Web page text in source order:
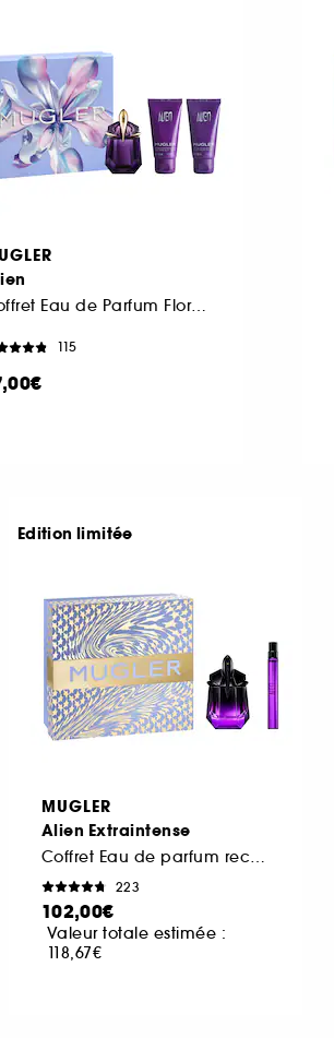
Coffret Eau de Parfum Florale Ambrée pour Femme
115
MUGLER
Alien Extraintense
Coffret Eau de parfum rechargeable pour femme
223
102,00€
Valeur totale estimée :
118,67€
Edition limitée